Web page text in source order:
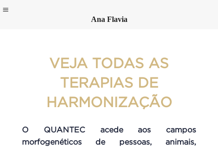
VEJA TODAS AS
TERAPIAS DE
HARMONIZAÇÃO
O QUANTEC acede aos campos
morfogenéticos de pessoas, animais,
Ana Flavia